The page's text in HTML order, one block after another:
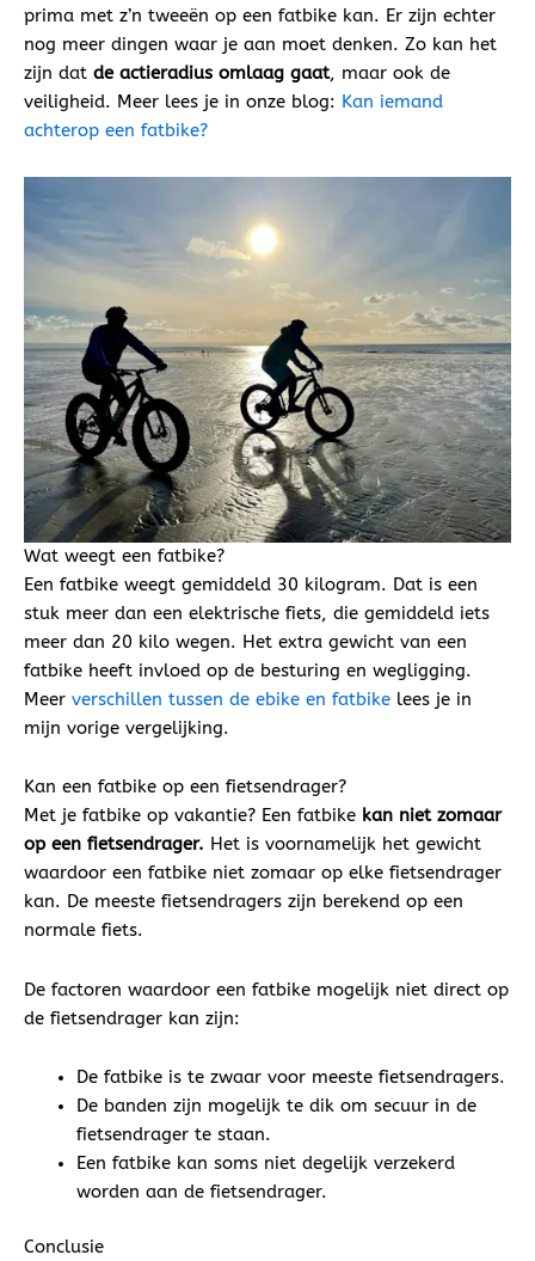
prima met z’n tweeën op een fatbike kan. Er zijn echter
nog meer dingen waar je aan moet denken. Zo kan het
zijn dat de actieradius omlaag gaat, maar ook de
veiligheid. Meer lees je in onze blog: Kan iemand
achterop een fatbike?
Wat weegt een fatbike?
Een fatbike weegt gemiddeld 30 kilogram. Dat is een
stuk meer dan een elektrische fiets, die gemiddeld iets
meer dan 20 kilo wegen. Het extra gewicht van een
fatbike heeft invloed op de besturing en wegligging.
Meer verschillen tussen de ebike en fatbike lees je in
mijn vorige vergelijking.
Kan een fatbike op een fietsendrager?
Met je fatbike op vakantie? Een fatbike kan niet zomaar
op een fietsendrager. Het is voornamelijk het gewicht
waardoor een fatbike niet zomaar op elke fietsendrager
kan. De meeste fietsendragers zijn berekend op een
normale fiets.
De factoren waardoor een fatbike mogelijk niet direct op
de fietsendrager kan zijn:
De fatbike is te zwaar voor meeste fietsendragers.
De banden zijn mogelijk te dik om secuur in de
fietsendrager te staan.
Een fatbike kan soms niet degelijk verzekerd
worden aan de fietsendrager.
Conclusie